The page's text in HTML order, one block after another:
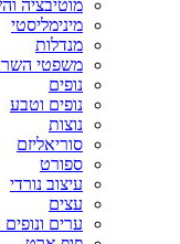
מוטיבציה
מינימליסטי
מנדלות
משפטי
נופים
נופים וטבע
נוצות
סוריאליזם
ספורט
עיצוב נורדי
עצים
ערים ונופים